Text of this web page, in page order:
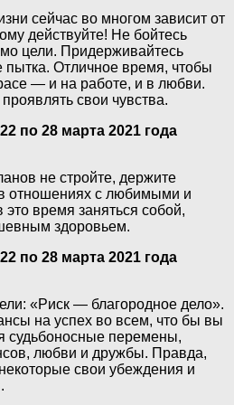
сейчас во многом зависит от
действуйте! Не бойтесь
цели. Придерживайтесь
Отличное время, чтобы
— и на работе, и в любви.
свои чувства.
по 28 марта 2021 года
не стройте, держите
отношениях с любимыми и
время заняться собой,
здоровьем.
по 28 марта 2021 года
«Риск — благородное дело».
на успех во всем, что бы вы
судьбоносные перемены,
любви и дружбы. Правда,
свои убеждения и